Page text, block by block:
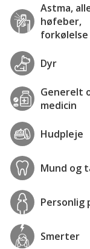
Astma,
høfeber,
forkølelse
Dyr
Generelt
medicin
Hudpleje
Mund og
Personlig
Smerter